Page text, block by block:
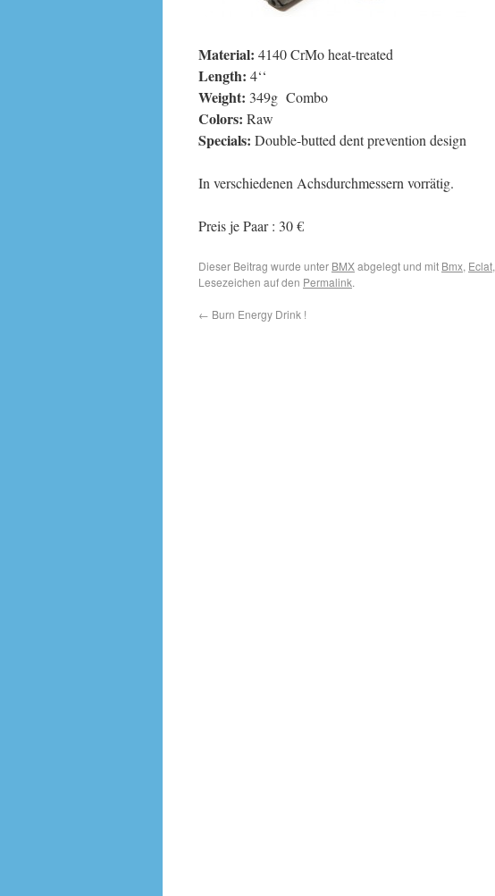
Material: 4140 CrMo heat-treated
Length: 4‘‘
Weight: 349g Combo
Colors: Raw
Specials: Double-butted dent prevention design
In verschiedenen Achsdurchmessern vorrätig.
Preis je Paar : 30 €
Dieser Beitrag wurde unter BMXabgelegt und mit Bmx, Eclat,
Lesezeichen auf den Permalink.
← Burn Energy Drink !